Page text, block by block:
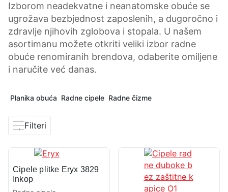
Izborom neadekvatne i neanatomske obuće se
ugrožava bezbjednost zaposlenih, a dugoročno i
zdravlje njihovih zglobova i stopala. U našem
asortimanu možete otkriti veliki izbor radne
obuće renomiranih brendova, odaberite omiljene
i naručite već danas.
Planika obuća Radne cipele Radne čizme
Filteri
Cipele plitke Eryx 3829
Inkop